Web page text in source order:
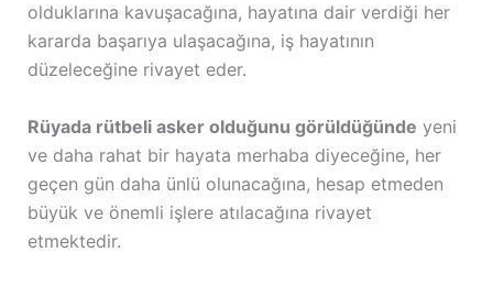
olduklarına kavuşacağına, hayatına dair verdiği her
kararda başarıya ulaşacağına, iş hayatının
düzeleceğine rivayet eder.
Rüyada rütbeli asker olduğunu görüldüğünde yeni
ve daha rahat bir hayata merhaba diyeceğine, her
geçen gün daha ünlü olunacağına, hesap etmeden
büyük ve önemli işlere atılacağına rivayet
etmektedir.